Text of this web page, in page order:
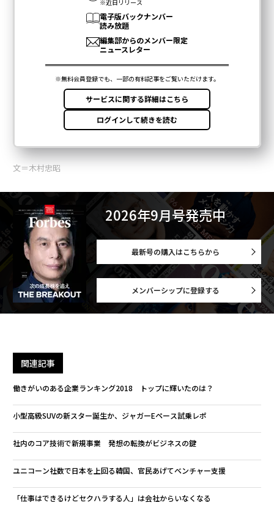
文＝木村忠昭
2026年9月号発売中
最新号の購入はこちらから
メンバーシップに登録する
関連記事
働きがいのある企業ランキング2018 トップに輝いたのは？
小型高級SUVの新スター誕生か、ジャガーEペース試乗レポ
社内のコア技術で新規事業 発想の転換がビジネスの鍵
ユニコーン社数で日本を上回る韓国、官民あげてベンチャー支援
「仕事はできるけどセクハラする人」は会社からいなくなる